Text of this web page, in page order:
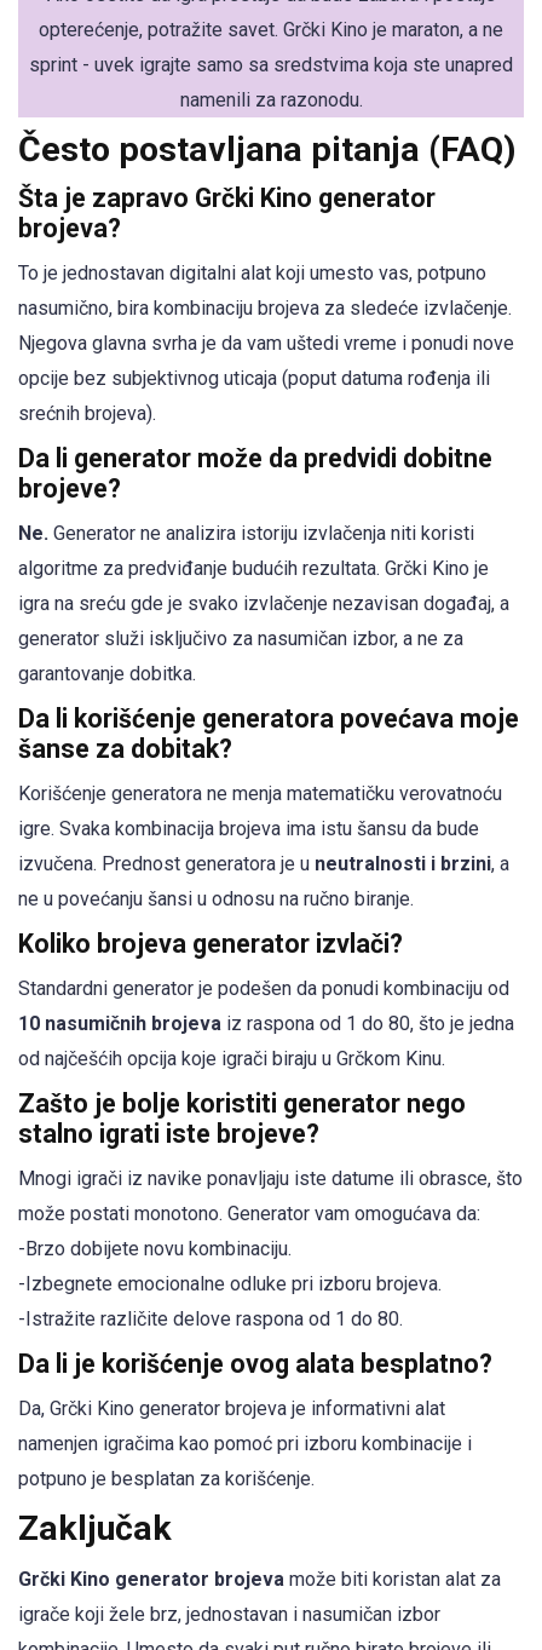
opterećenje, potražite savet. Grčki Kino je maraton, a ne
sprint - uvek igrajte samo sa sredstvima koja ste unapred
namenili za razonodu.
Često postavljana pitanja (FAQ)
Šta je zapravo Grčki Kino generator
brojeva?
To je jednostavan digitalni alat koji umesto vas, potpuno
nasumično, bira kombinaciju brojeva za sledeće izvlačenje.
Njegova glavna svrha je da vam uštedi vreme i ponudi nove
opcije bez subjektivnog uticaja (poput datuma rođenja ili
srećnih brojeva).
Da li generator može da predvidi dobitne
brojeve?
Ne. Generator ne analizira istoriju izvlačenja niti koristi
algoritme za predviđanje budućih rezultata. Grčki Kino je
igra na sreću gde je svako izvlačenje nezavisan događaj, a
generator služi isključivo za nasumičan izbor, a ne za
garantovanje dobitka.
Da li korišćenje generatora povećava moje
šanse za dobitak?
Korišćenje generatora ne menja matematičku verovatnoću
igre. Svaka kombinacija brojeva ima istu šansu da bude
izvučena. Prednost generatora je u neutralnosti i brzini, a
ne u povećanju šansi u odnosu na ručno biranje.
Koliko brojeva generator izvlači?
Standardni generator je podešen da ponudi kombinaciju od
10 nasumičnih brojeva iz raspona od 1 do 80, što je jedna
od najčešćih opcija koje igrači biraju u Grčkom Kinu.
Zašto je bolje koristiti generator nego
stalno igrati iste brojeve?
Mnogi igrači iz navike ponavljaju iste datume ili obrasce, što
može postati monotono. Generator vam omogućava da:
-Brzo dobijete novu kombinaciju.
-Izbegnete emocionalne odluke pri izboru brojeva.
-Istražite različite delove raspona od 1 do 80.
Da li je korišćenje ovog alata besplatno?
Da, Grčki Kino generator brojeva je informativni alat
namenjen igračima kao pomoć pri izboru kombinacije i
potpuno je besplatan za korišćenje.
Zaključak
Grčki Kino generator brojeva može biti koristan alat za
igrače koji žele brz, jednostavan i nasumičan izbor